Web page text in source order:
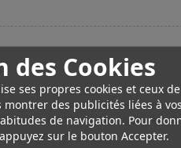
des Cookies
ses propres cookies et ceux
montrer des publicités liées à
de navigation. Pour
sur le bouton Accepter.
une puissante flamme torche qui
seulement 13 mm d'épaisseur est
autres versions.